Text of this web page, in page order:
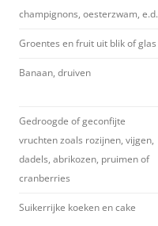
champignons, oesterzwam, e.d.
Groentes en fruit uit blik of glas
Banaan, druiven
Gedroogde of geconfijte
vruchten zoals rozijnen, vijgen,
dadels, abrikozen, pruimen of
cranberries
Suikerrijke koeken en cake